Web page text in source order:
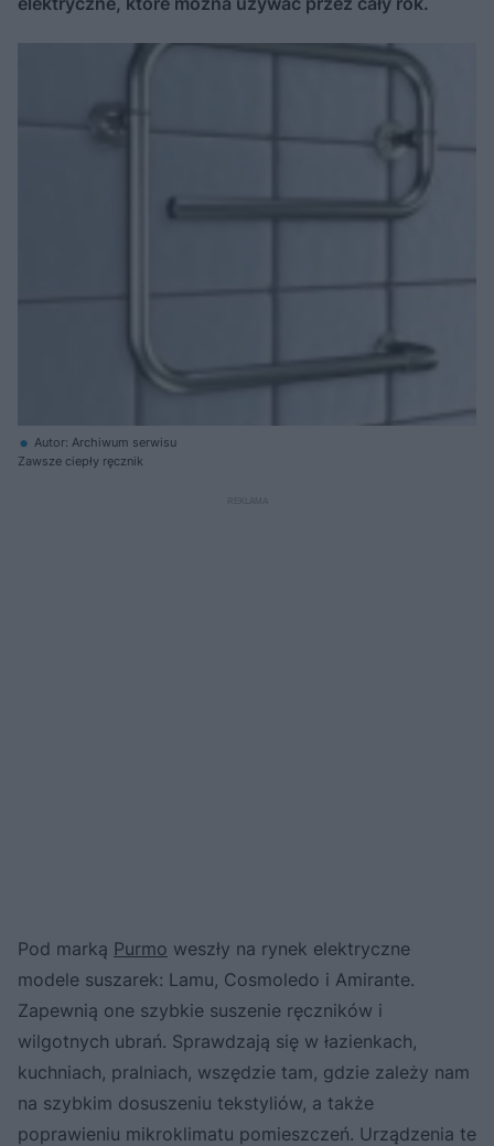
Autor: Archiwum serwisu
Zawsze ciepły ręcznik
Pod marką Purmo weszły na rynek elektryczne
modele suszarek: Lamu, Cosmoledo i Amirante.
Zapewnią one szybkie suszenie ręczników i
wilgotnych ubrań. Sprawdzają się w łazienkach,
kuchniach, pralniach, wszędzie tam, gdzie zależy nam
na szybkim dosuszeniu tekstyliów, a także
poprawieniu mikroklimatu pomieszczeń. Urządzenia te